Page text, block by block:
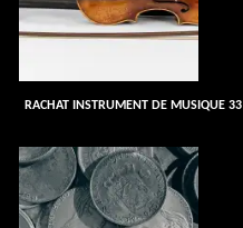
RACHAT INSTRUMENT DE MUSIQUE 33